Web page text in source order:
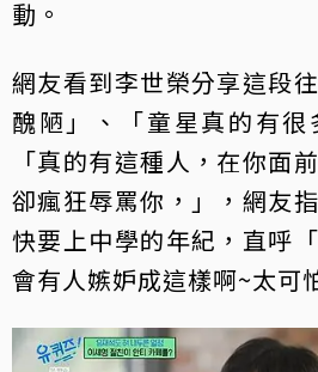
動。
網友看到李世榮分享這段
醜陋」、「童星真的有很
「真的有這種人，在你面
卻瘋狂辱罵你，」，網友
快要上中學的年紀，直呼
會有人嫉妒成這樣啊~太可